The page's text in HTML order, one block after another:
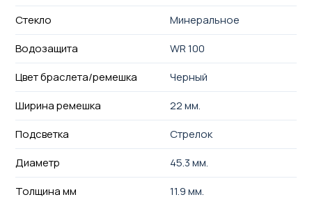
Стекло
Минеральное
Водозащита
WR 100
Цвет браслета/ремешка
Черный
Ширина ремешка
22 мм.
Подсветка
Стрелок
Диаметр
45.3 мм.
Толщина мм
11.9 мм.